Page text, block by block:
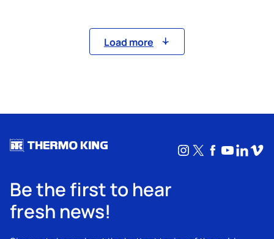
Load more
Instagram
X Facebook
Be the first to hear
fresh news!